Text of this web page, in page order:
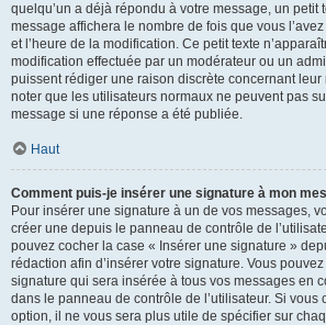
quelqu’un a déjà répondu à votre message, un petit
message affichera le nombre de fois que vous
et l’heure de la modification. Ce petit texte
modification effectuée par un modérateur ou un
puissent rédiger une raison discrète concernant
noter que les utilisateurs normaux ne peuvent pas
message si une réponse a été publiée.
Haut
Comment puis-je insérer une signature à mon
Pour insérer une signature à un de vos messages,
créer une depuis le panneau de contrôle de
pouvez cocher la case « Insérer une signature »
rédaction afin d’insérer votre signature. Vous
signature qui sera insérée à tous vos messages en
dans le panneau de contrôle de l’utilisateur. Si vous
option, il ne vous sera plus utile de spécifier sur